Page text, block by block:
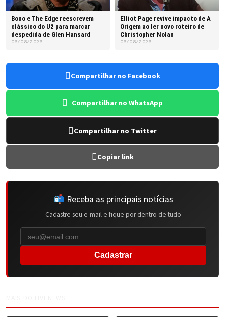
Bono e The Edge reescrevem
clássico do U2 para marcar
despedida de Glen Hansard
06/08/2026
Elliot Page revive impacto de A
Origem ao ler novo roteiro de
Christopher Nolan
06/08/2026
Compartilhar no Facebook
Compartilhar no WhatsApp
Compartilhar no Twitter
Copiar link
📬 Receba as principais notícias
Cadastre seu e-mail e fique por dentro de tudo
Cadastrar